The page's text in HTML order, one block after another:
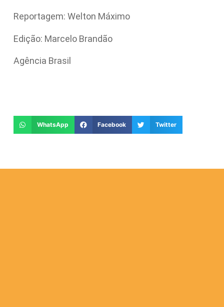
Reportagem: Welton Máximo
Edição: Marcelo Brandão
Agência Brasil
WhatsApp Facebook Twitter